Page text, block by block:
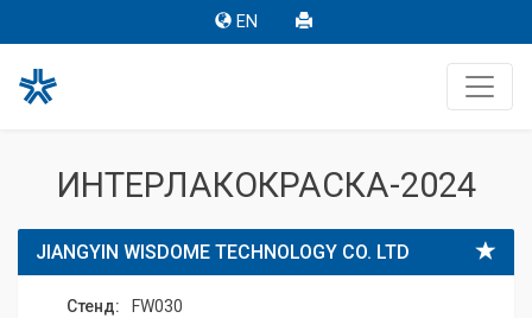
EN
ИНТЕРЛАКОКРАСКА-2024
JIANGYIN WISDOME TECHNOLOGY CO. LTD
Стенд:
FW030